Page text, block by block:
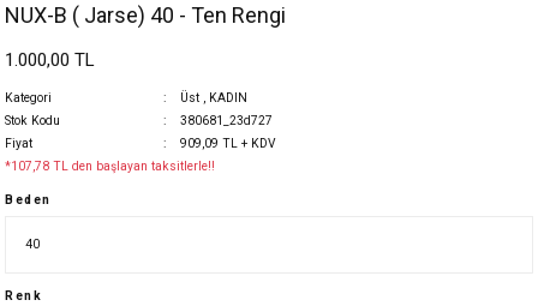
NUX-B ( Jarse) 40 - Ten Rengi
1.000,00 TL
Kategori Üst
KADIN
Stok Kodu
380681_23d727
Fiyat
909,09 TL + KDV
*107,78 TL den başlayan taksitlerle!!
Beden
Renk